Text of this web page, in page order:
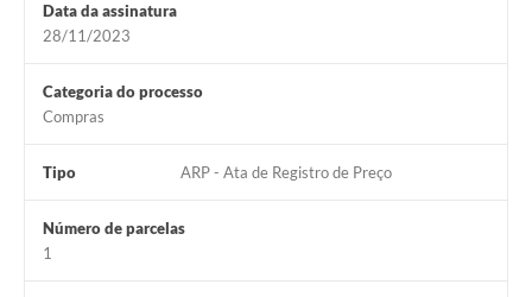
Data da assinatura
28/11/2023
Categoria do processo
Compras
Tipo ARP - Ata de Registro de Preço
Número de parcelas
1